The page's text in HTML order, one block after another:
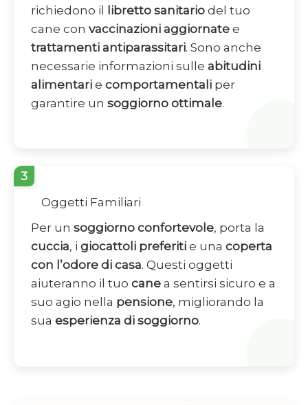
richiedono il
libretto sanitario del tuo
cane con vaccinazioni aggiornate e
trattamenti antiparassitari. Sono anche
necessarie informazioni sulle abitudini
alimentari e comportamentali per
garantire un soggiorno ottimale.
3
Oggetti Familiari
Per un soggiorno confortevole, porta la
cuccia, i giocattoli preferiti e una coperta
con l’odore di casa. Questi oggetti
aiuteranno il tuo cane a sentirsi sicuro e a
suo agio nella pensione, migliorando la
sua esperienza di soggiorno.